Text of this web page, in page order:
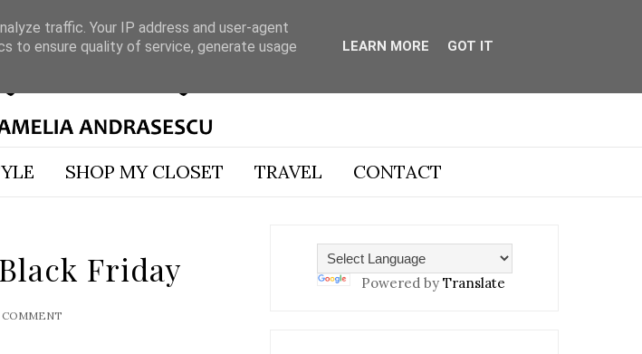
SHOP MY CLOSET TRAVEL CONTACT
Friday Powered by Translate
traffic. Your IP address and user-agent
to ensure quality of service, generate usage
LEARN MORE GOT IT